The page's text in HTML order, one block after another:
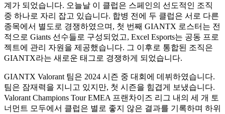
계가 되었습니다. 오늘날 이 클럽은 스페인의 선도적인 조직
중 하나로 자리 잡고 있습니다. 합병 전에 두 클럽은 서로 다른
종목에서 별도로 경쟁하였으며, 첫 번째 GIANTX 로스터는 전
적으로 Giants 선수들로 구성되었고, Excel Esports는 공동 프로
젝트에 관리 자원을 제공했습니다. 그 이후로 통합된 조직은
GIANTX라는 새로운 태그로 경쟁하게 되었습니다.
GIANTX Valorant 팀은 2024 시즌 중 대회에 데뷔하였습니다.
팀은 잠재력을 지니고 있지만, 첫 시즌을 힘겹게 보냈습니다.
Valorant Champions Tour EMEA 프랜차이즈 리그 내의 세 개 토
너먼트 모두에서 클럽은 별로 좋지 않은 결과를 기록하며 하위